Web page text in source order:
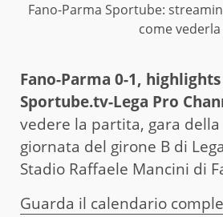
Fano-Parma Sportube:
come vederla
Fano-Parma 0-1,
Sportube.tv-Lega Pro
vedere la partita, gara
giornata del girone B di
Stadio Raffaele Mancini di
Guarda il calendario